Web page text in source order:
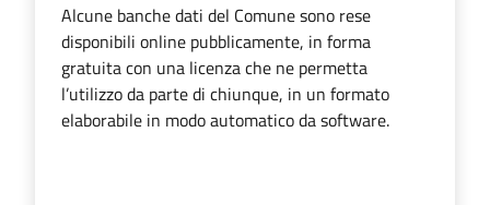
Alcune banche dati del Comune sono rese
disponibili online pubblicamente, in forma
gratuita con una licenza che ne permetta
l’utilizzo da parte di chiunque, in un formato
elaborabile in modo automatico da software.